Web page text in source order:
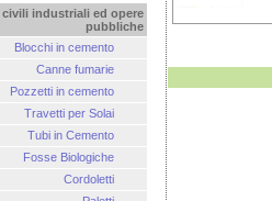
industriali ed opere
pubbliche
Blocchi in cemento
Canne fumarie
Pozzetti in cemento
Travetti per Solai
Tubi in Cemento
Fosse Biologiche
Cordoletti